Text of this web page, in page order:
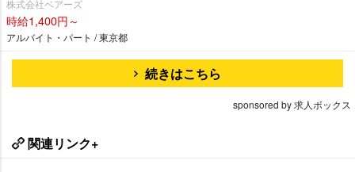
株式会社ベアーズ
時給1,400円～
アルバイト・パート / 東京都
続きはこちら
sponsored by 求人ボックス
関連リンク+